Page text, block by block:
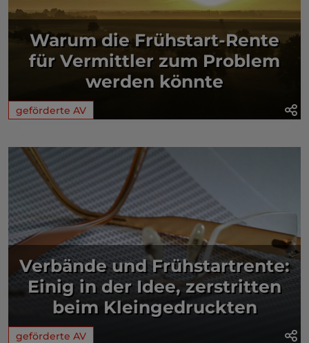
Warum die Frühstart-Rente
für Vermittler zum Problem
werden könnte
geförderte AV
Verbände und Frühstartrente:
Einig in der Idee, zerstritten
beim Kleingedruckten
geförderte AV